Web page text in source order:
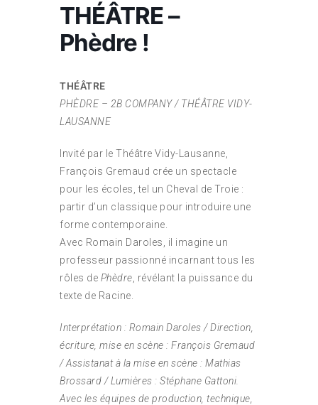
THÉÂTRE –
Phèdre !
THÉÂTRE
PHÈDRE – 2B COMPANY / THÉÂTRE VIDY-
LAUSANNE
Invité par le Théâtre Vidy-Lausanne,
François Gremaud crée un spectacle
pour les écoles, tel un Cheval de Troie :
partir d’un classique pour introduire une
forme contemporaine.
Avec Romain Daroles, il imagine un
professeur passionné incarnant tous les
rôles de Phèdre , révélant la puissance du
texte de Racine.
Interprétation : Romain Daroles / Direction,
écriture, mise en scène : François Gremaud
/ Assistanat à la mise en scène : Mathias
Brossard / Lumières : Stéphane Gattoni.
Avec les équipes de production, technique,